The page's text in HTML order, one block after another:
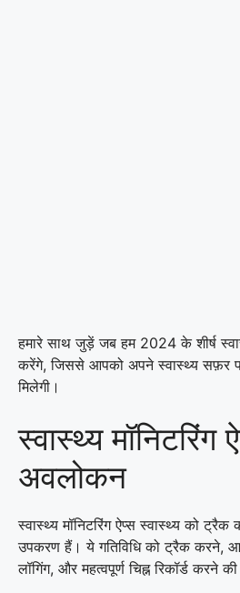
हमारे साथ जुड़ें जब हम 2024 के शीर्ष
करेंगे, जिससे आपको अपने स्वास्थ्य सफ़र
मिलेगी।
स्वास्थ्य मॉनिटरिंग
अवलोकन
स्वास्थ्य मॉनिटरिंग ऐप्स स्वास्थ्य को
उपकरण हैं। ये गतिविधि को ट्रैक करने,
लॉगिंग, और महत्वपूर्ण चिह्न रिकॉर्ड करने